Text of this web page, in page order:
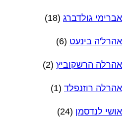
אברימי גולדברג (18)
אהרל'ה בינעט (6)
אהרלה הרשקוביץ (2)
אהרלה רוזנפלד (1)
אושי לנדסמן (24)